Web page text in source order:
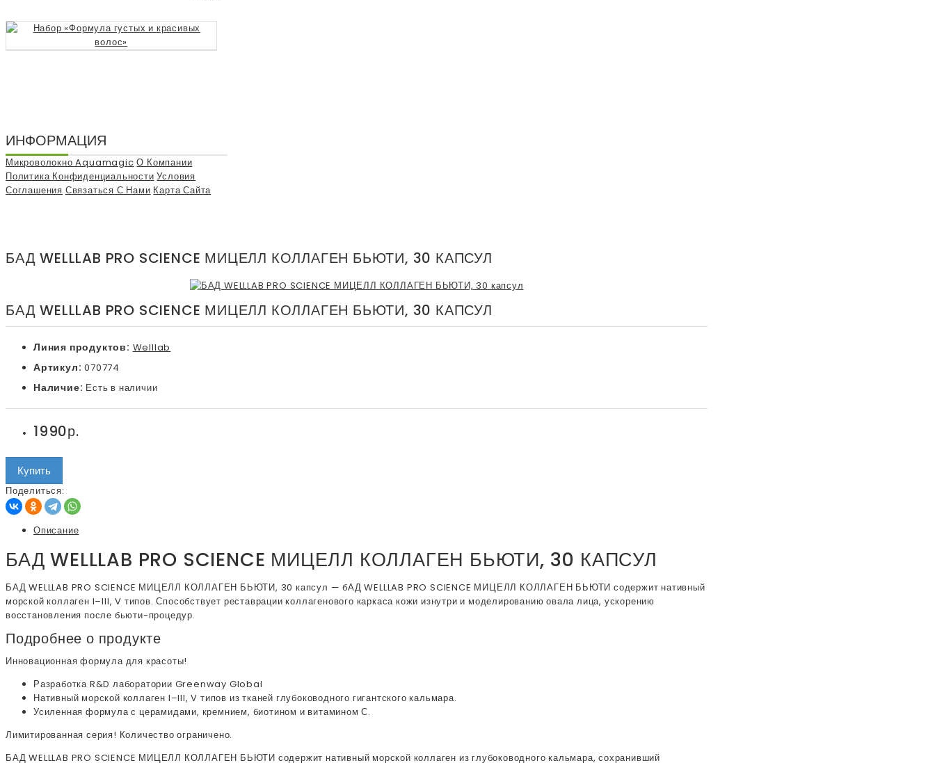
ИНФОРМАЦИЯ
Микроволокно Aquamagic О Компании
Политика Конфиденциальности Условия
Соглашения Связаться С Нами Карта Сайта
БАД WELLLAB PRO SCIENCE МИЦЕЛЛ КОЛЛАГЕН БЬЮТИ, 30 КАПСУЛ
БАД WELLLAB PRO SCIENCE МИЦЕЛЛ КОЛЛАГЕН БЬЮТИ, 30 КАПСУЛ
Линия продуктов: Welllab
Артикул: 070774
Наличие: Есть в наличии
1990р.
Купить
Поделиться:
Описание
БАД WELLLAB PRO SCIENCE МИЦЕЛЛ КОЛЛАГЕН БЬЮТИ, 30 КАПСУЛ
БАД WELLLAB PRO SCIENCE МИЦЕЛЛ КОЛЛАГЕН БЬЮТИ, 30 капсул — бАД WELLLAB PRO SCIENCE МИЦЕЛЛ КОЛЛАГЕН БЬЮТИ содержит нативный
морской коллаген I–III, V типов. Способствует реставрации коллагенового каркаса кожи изнутри и моделированию овала лица, ускорению
восстановления после бьюти-процедур.
Подробнее о продукте
Инновационная формула для красоты!
Разработка R&D лаборатории Greenway Global
Нативный морской коллаген I–III, V типов из тканей глубоководного гигантского кальмара.
Усиленная формула с церамидами, кремнием, биотином и витамином С.
Лимитированная серия! Количество ограничено.
БАД WELLLAB PRO SCIENCE МИЦЕЛЛ КОЛЛАГЕН БЬЮТИ содержит нативный морской коллаген из глубоководного кальмара, сохранивший